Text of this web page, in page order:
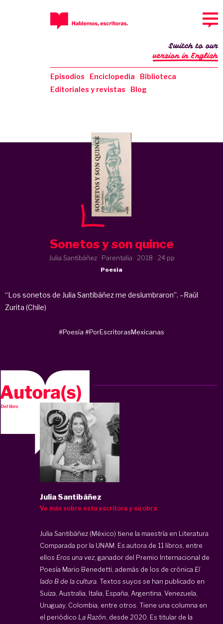
Episodios Enciclopedia
Biblioteca
Editoriales y revistas
Blog
Switch to our
version in English
Sonetos y son quince
Julia Santibáñez · Parentalia · 2018 · 24 pp
Poesía
“Los sonetos de Julia Santibáñez me deslumbraron”. –Raúl
Zurita (Chile)
#Poesía #PorEscritorasMexicanas
Julia Santibáñez
Ve más sobre esta escritora y su obra
Julia Santibáñez (México) tiene la maestría en Literatura
Comparada por la UNAM. Es autora de 11 libros, entre
ellos Eros una vez , ganador del Premio Internacional de
Poesía Mario Benedetti, además de los de crónica El
lado B de la cultura. Textos suyos se han publicado en
Suiza, Australia, Italia, España, Argentina, Venezuela,
Uruguay, Colombia, entre otros. Tiene una columna en
el periódico La Razón , desde 2020. Es titular de la